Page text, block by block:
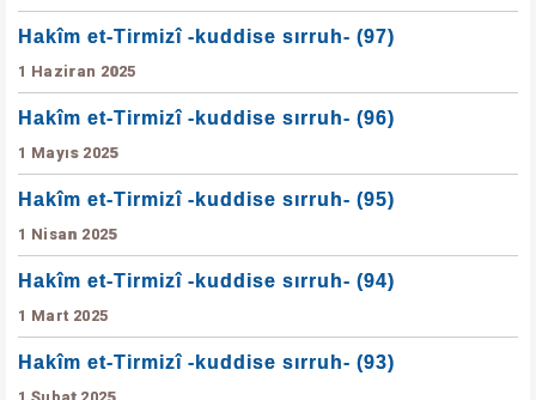
Hakîm et-Tirmizî -kuddise sırruh- (97)
1 Haziran 2025
Hakîm et-Tirmizî -kuddise sırruh- (96)
1 Mayıs 2025
Hakîm et-Tirmizî -kuddise sırruh- (95)
1 Nisan 2025
Hakîm et-Tirmizî -kuddise sırruh- (94)
1 Mart 2025
Hakîm et-Tirmizî -kuddise sırruh- (93)